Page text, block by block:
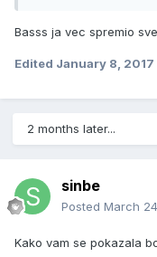
Basss ja vec spremio
Edited January 8, 2017
2 months later...
sinbe
Posted March
Kako vam se pokazala